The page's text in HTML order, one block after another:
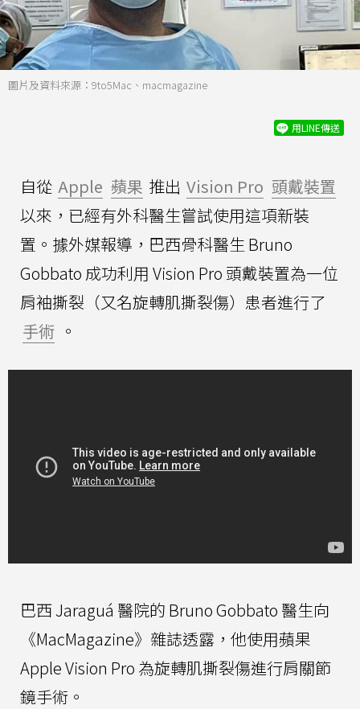
圖片及資料來源：9to5Mac、macmagazine
用LINE傳送
自從 Apple 蘋果 推出 Vision Pro 頭戴裝置
以來，已經有外科醫生嘗試使用這項新裝
置。據外媒報導，巴西骨科醫生 Bruno
Gobbato 成功利用 Vision Pro 頭戴裝置為一位
肩袖撕裂（又名旋轉肌撕裂傷）患者進行了
手術 。
巴西 Jaraguá 醫院的 Bruno Gobbato 醫生向
《MacMagazine》雜誌透露，他使用蘋果
Apple Vision Pro 為旋轉肌撕裂傷進行肩關節
鏡手術。